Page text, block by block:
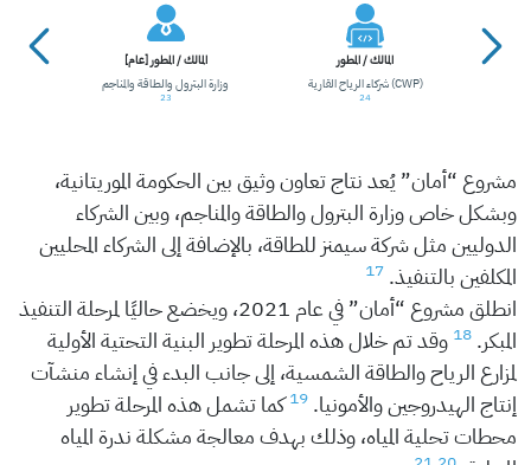
المالك / المطور [عام]
وزارة البترول والطاقة والمناجم
23
المالك / المطور
شركاء الرياح القارية (CWP)
24
مشروع “أمان” يُعد نتاج تعاون وثيق بين الحكومة الموريتانية،
وبشكل خاص وزارة البترول والطاقة والمناجم، وبين الشركاء
الدوليين مثل شركة سيمنز للطاقة، بالإضافة إلى الشركاء المحليين
المكلفين بالتنفيذ. 17
انطلق مشروع “أمان” في عام 2021، ويخضع حاليًا لمرحلة التنفيذ
المبكر. 18 وقد تم خلال هذه المرحلة تطوير البنية التحتية الأولية
لمزارع الرياح والطاقة الشمسية، إلى جانب البدء في إنشاء منشآت
إنتاج الهيدروجين والأمونيا. 19 كما تشمل هذه المرحلة تطوير
محطات تحلية المياه، وذلك بهدف معالجة مشكلة ندرة المياه